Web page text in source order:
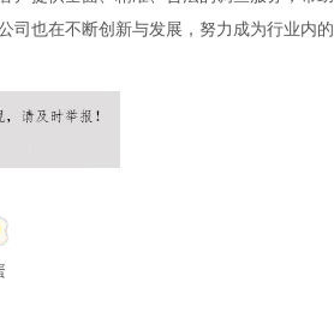
司也在不断创新与发展，努力成为行业内